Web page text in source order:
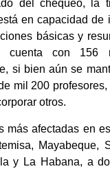
del chequeo, la
en capacidad de
básicas y
cuenta con 156
si bien aún se
mil 200
otros.
más afectadas en
Mayabeque,
y La Habana, a